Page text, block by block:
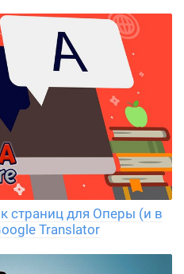
страниц для Оперы (и в
Translator